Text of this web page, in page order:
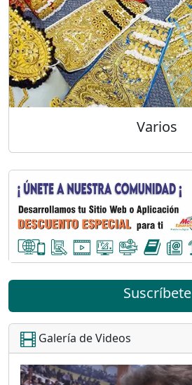
Varios
Suscríbete
Galería de Videos